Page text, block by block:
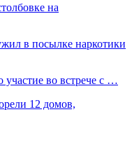
на
в посылке наркотики
участие во встрече с …
12 домов,